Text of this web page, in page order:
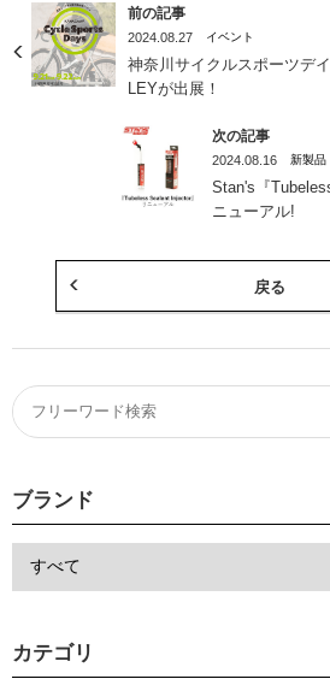
前の記事
2024.08.27 イベント
神奈川サイクルスポーツデ
LEYが出展！
次の記事
2024.08.16 新製品
Stan's『
ニューアル!
戻る
ブランド
カテゴリ